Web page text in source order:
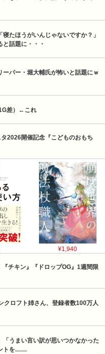
たほうがいんじゃないですか？」
話題に・・・
ーパー・堀大輔氏が怖いと話題にｗ
差）←これ
2026開催記念『こどものおもち
¥1,940
『チキン』『ドロップOG』1週間限
クロフト姉さん、登録者数100万人
うまい言い訳が思いつかなかった
トを……